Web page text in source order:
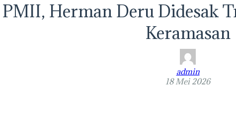
Herman Deru Didesak
Keramasan
admin
18 Mei 2026